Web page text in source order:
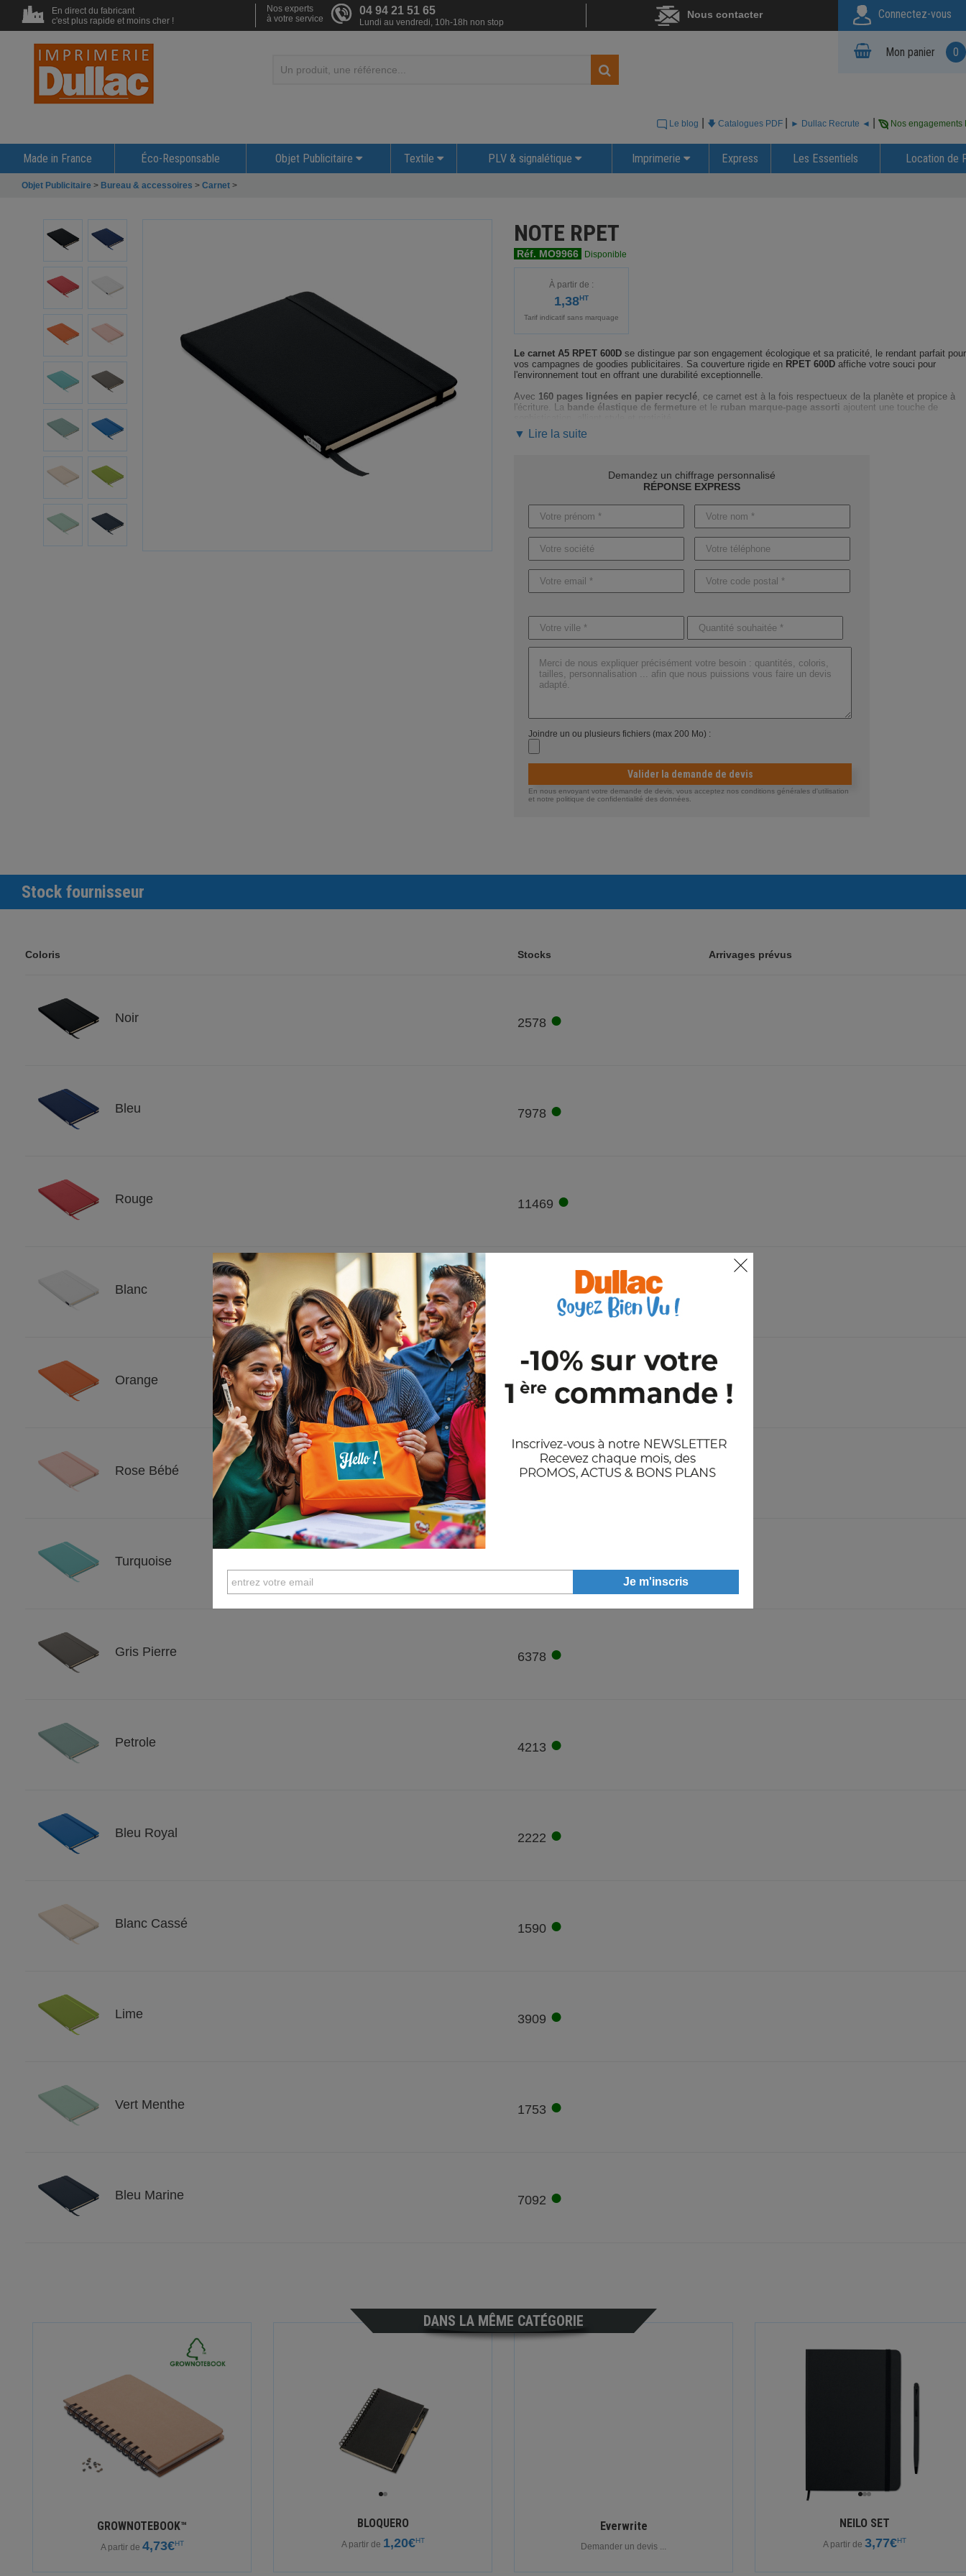
En direct du fabricant
c'est plus rapide et moins cher !
Nos experts
à votre service
04 94 21 51 65
Lundi au vendredi, 10h-18h non stop
Nous contacter Connectez-vous
Mon panier 0
Le blog 🡇 Catalogues PDF ► Dullac Recrute ◄ Nos engagements
Made in France Éco-Responsable Objet Publicitaire Textile PLV & signalétique Imprimerie Express Les Essentiels Location de
Objet Publicitaire > Bureau & accessoires > Carnet >
NOTE RPET
Réf. MO9966 Disponible
À partir de :
1,38HT
Tarif indicatif sans marquage
Le carnet A5 RPET 600D se distingue par son engagement écologique et sa praticité, le rendant parfait pour
vos campagnes de goodies publicitaires. Sa couverture rigide en RPET 600D affiche votre souci pour
l'environnement tout en offrant une durabilité exceptionnelle.
Avec 160 pages lignées en papier recyclé , ce carnet est à la fois respectueux de la planète et propice à
l'écriture. La bande élastique de fermeture et le ruban marque-page assorti ajoutent une touche de
Idéal pour être personnalisé
Profitez de notre expertise pour personnaliservotre carnet selon vos besoins spécifiques
vous accompagne à chaque étape, du choix du marquage optimal à la création de la
maquette, garantissant un suivi réactif et personnalisé.
Ne laissez pas passer l'opportunité demettre en valeur votre entreprise avec ce carnet A5 RPET 600D
Demandez dès maintenantvotre devis rapide et personnalisépour découvrir comment intégrer cet objet
publicitaire dans votre stratégie de communication.
Concernant les délais, ils varient en fonction de la quantité : 4 jours ouvrables pour des produits sans
marquage et entre 8 et 12 jours pour des produits avec personnalisation. Pour des besoins urgents, nous
offrons une option de production express sur demande.
Caractéristiques du produit :
Référence : MO9966
Dimensions : 21X14X1,3 CM
▼ Lire la suite
Demandez un chiffrage personnalisé
RÉPONSE EXPRESS
Joindre un ou plusieurs fichiers (max 200 Mo) :
Valider la demande de devis
En nous envoyant votre demande de devis, vous acceptez nos conditions générales d'utilisation
et notre politique de confidentialité des données.
Stock fournisseur
Coloris Stocks Arrivages prévus
Noir 2578 ●
Bleu 7978 ●
Rouge 11469 ●
Blanc
Orange 6919 ●
Rose Bébé 8475●
Turquoise
Gris Pierre 6378 ●
Petrole 4213 ●
Bleu Royal 2222 ●
Blanc Cassé 1590 ●
Lime 3909 ●
Vert Menthe 1753 ●
Bleu Marine 7092 ●
DANS LA MÊME CATÉGORIE
GROWNOTEBOOK™
A partir de 4,73€HT
BLOQUERO
A partir de 1,20€HT
Everwrite
Demander un devis ...
NEILO SET
A partir de 3,77€HT